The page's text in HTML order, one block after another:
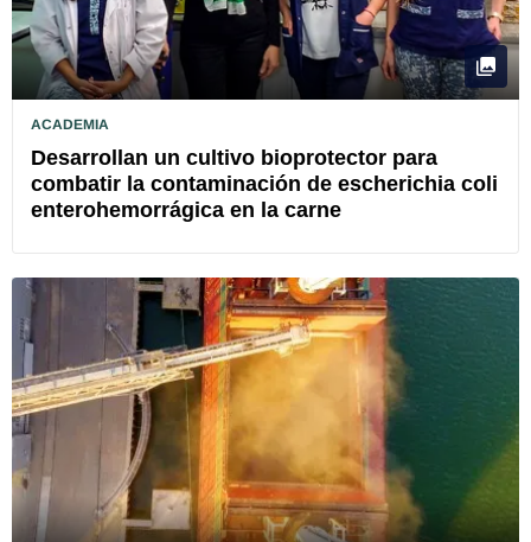
ACADEMIA
Desarrollan un cultivo bioprotector para
combatir la contaminación de escherichia coli
enterohemorrágica en la carne